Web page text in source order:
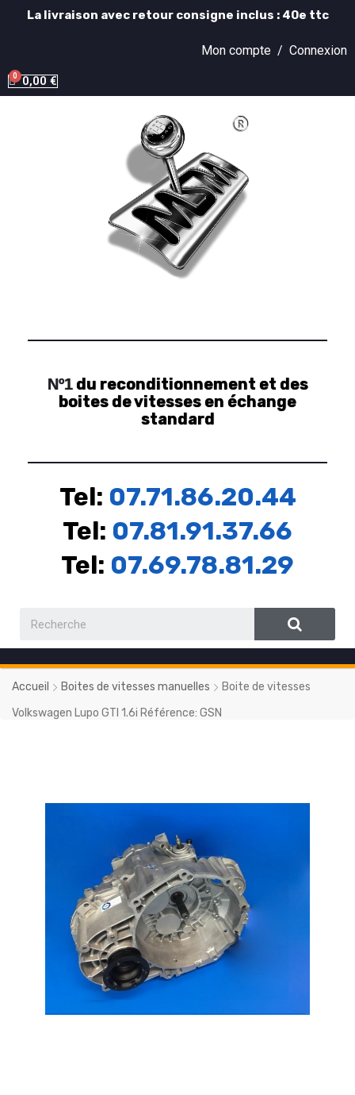
La livraison avec retour consigne inclus : 40e ttc
Mon compte / Connexion
0,00 €
Nº1du reconditionnement et des
boites de vitesses en échange
standard
Tel: 07.71.86.20.44
Tel: 07.81.91.37.66
Tel: 07.69.78.81.29
Accueil Boites de vitesses manuelles
Boite de vitesses
Volkswagen Lupo GTI 1.6i Référence: GSN